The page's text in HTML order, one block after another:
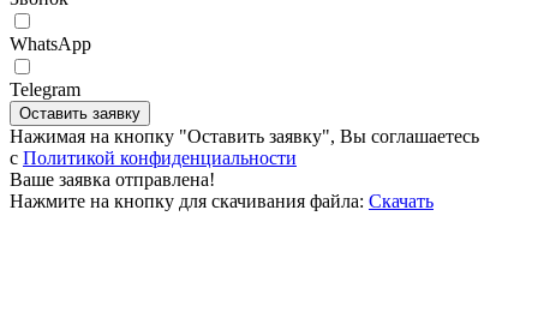
WhatsApp
Telegram
Оставить заявку
Нажимая на кнопку "Оставить заявку", Вы соглашаетесь
c Политикой конфиденциальности
Ваше заявка отправлена!
Нажмите на кнопку для скачивания файла: Скачать